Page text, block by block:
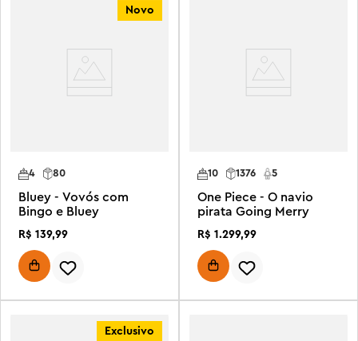
Novo
4 80
Bluey - Vovós com
Bingo e Bluey
R$ 139,99
10 1376 5
One Piece - O navio
pirata Going Merry
R$ 1 .299,99
Exclusivo